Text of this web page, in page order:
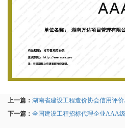
上一篇： 湖南省建设工程造价协会信用评
下一篇： 全国建设工程招标代理企业AAA